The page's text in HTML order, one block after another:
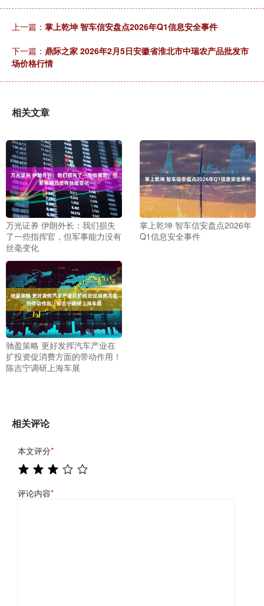
上一篇： 掌上乾坤 智车信安盘点2026年Q1信息安全事件
下一篇： 鼎际之家 2026年2月5日安徽省淮北市中瑞农产品批发市
场价格行情
相关文章
万光证券 伊朗外长：我们损失
了一些指挥官，但军事能力没有
丝毫变化
掌上乾坤 智车信安盘点2026年
Q1信息安全事件
驰盈策略 更好发挥汽车产业在
扩投资促消费方面的带动作用！
陈吉宁调研上海车展
相关评论
本文评分*
评论内容*